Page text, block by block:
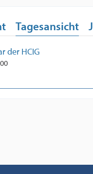
Tagesansicht
der HCIG